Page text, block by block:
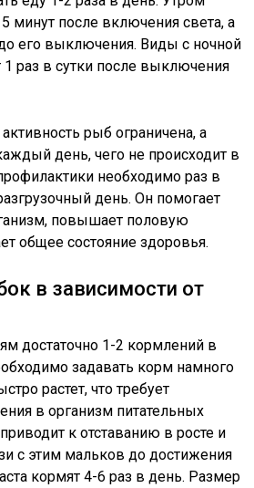
минут после включения света, а
его выключения. Виды с ночной
раз в сутки после выключения
рыб ограничена, а
день, чего не происходит в
необходимо раз в
день. Он помогает
повышает половую
общее состояние здоровья.
в зависимости от
достаточно 1-2 кормлений в
задавать корм намного
растет, что требует
в организм питательных
к отставанию в росте и
с этим мальков до достижения
кормят 4-6 раз в день. Размер